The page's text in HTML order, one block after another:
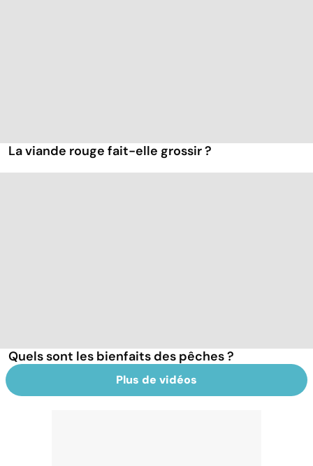
La viande rouge fait-elle grossir ?
Quels sont les bienfaits des pêches ?
Plus de vidéos